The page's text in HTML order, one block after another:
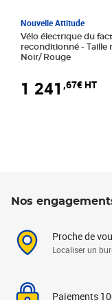
Nouvelle Attitude
Vélo électrique du
reconditionné - Taille normale -
Noir/ Rouge
1 241 ,67€ HT
Nos
Proche de
Localiser un
Paiements